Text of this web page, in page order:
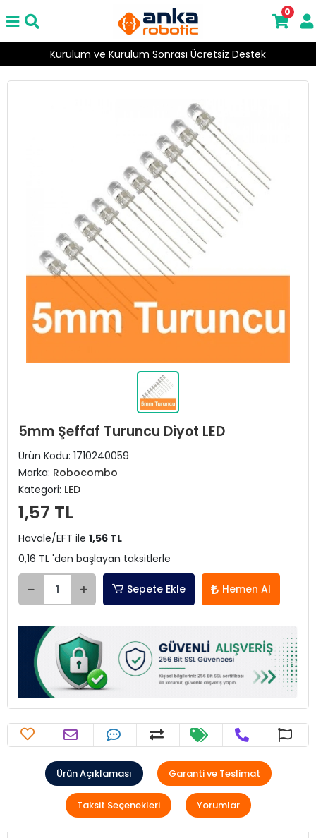
Kurulum ve Kurulum Sonrası Ücretsiz Destek
0
5mm Şeffaf Turuncu Diyot LED
Ürün Kodu: 1710240059
Marka: Robocombo
Kategori: LED
1,57 TL
Havale/EFT ile 1,56 TL
0,16 TL 'den başlayan taksitlerle
Sepete Ekle Hemen Al
Ürün Açıklaması Garanti ve Teslimat
Taksit Seçenekleri Yorumlar